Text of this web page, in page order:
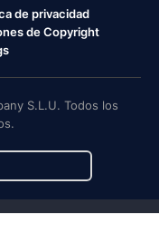
de privacidad
de Copyright
S.L.U. Todos los